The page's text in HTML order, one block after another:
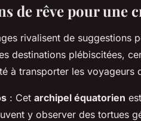
de rêve pour une
rivalisent de suggestions
destinations plébiscitées,
à transporter les voyageurs
: Cet archipel équatorien
y observer des tortues